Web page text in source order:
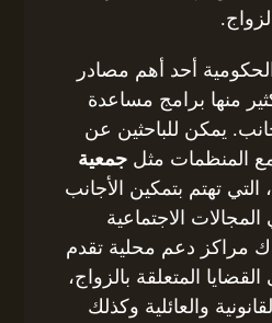
أحد أهم مصادر
منها برامج مساعدة
يمكن للباحثين عن
مع المنظمات مثلجمعية
، التي تهتم بتمكين الأجانب
الاجتماعية
مراكز دعم محلية تقدم
المتعلقة بالزواج،
والعائلية وكذلك